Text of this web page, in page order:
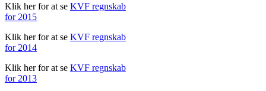
Klik her for at se KVF regnskab
for 2015
Klik her for at se KVF regnskab
for 2014
Klik her for at se KVF regnskab
for 2013